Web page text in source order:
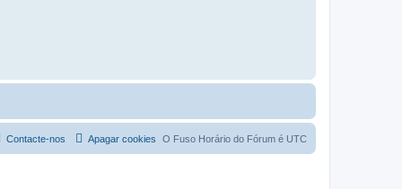
O Fuso Horário do Fórum é UTC
Apagar cookies
Contacte-nos